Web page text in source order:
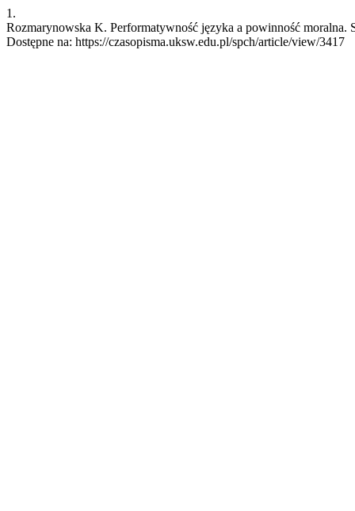
1.
Rozmarynowska K. Performatywność języka a powinność
Dostępne na: https://czasopisma.uksw.edu.pl/spch/article/view/3417